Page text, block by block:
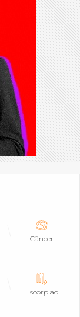
Câncer
Escorpião